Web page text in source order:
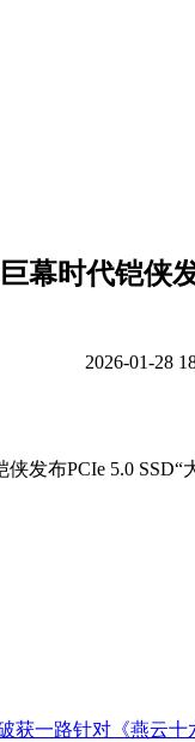
幕时代铠侠
2026-01-28
布PCIe 5.0 SSD“
获一路针对《燕云十